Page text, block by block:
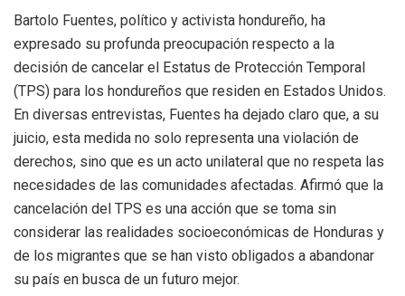
Bartolo Fuentes, político y activista hondureño, ha
expresado su profunda preocupación respecto a la
decisión de cancelar el Estatus de Protección Temporal
(TPS) para los hondureños que residen en Estados Unidos.
En diversas entrevistas, Fuentes ha dejado claro que, a su
juicio, esta medida no solo representa una violación de
derechos, sino que es un acto unilateral que no respeta las
necesidades de las comunidades afectadas. Afirmó que la
cancelación del TPS es una acción que se toma sin
considerar las realidades socioeconómicas de Honduras y
de los migrantes que se han visto obligados a abandonar
su país en busca de un futuro mejor.